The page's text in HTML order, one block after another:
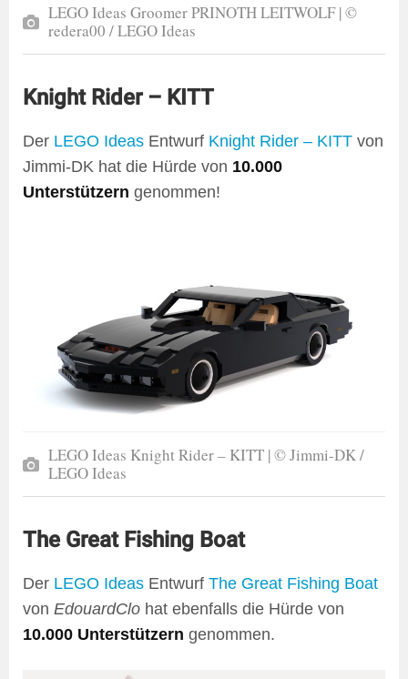
LEGO Ideas Groomer PRINOTH LEITWOLF | ©
redera00 / LEGO Ideas
Knight Rider – KITT
Der LEGO Ideas Entwurf Knight Rider – KITT von
Jimmi-DK hat die Hürde von 10.000
Unterstützern genommen!
LEGO Ideas Knight Rider – KITT | © Jimmi-DK /
LEGO Ideas
The Great Fishing Boat
Der LEGO Ideas Entwurf The Great Fishing Boat
von EdouardClo hat ebenfalls die Hürde von
10.000 Unterstützern genommen.